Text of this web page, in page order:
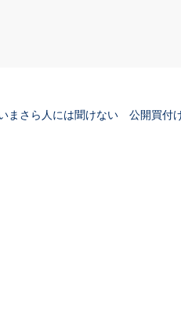
まさら人には聞けない 公開買付